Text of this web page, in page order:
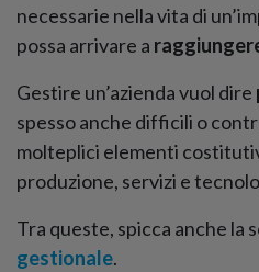
necessarie nella vita di
possa arrivare a
Gestire un’azienda vuol dire
spesso anche difficili o
molteplici elementi
produzione, servizi e
Tra queste, spicca anche la
gestionale.